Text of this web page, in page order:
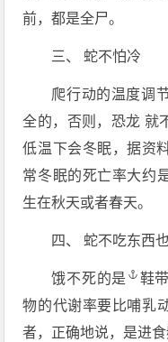
前，都是全尸。
三、 蛇不怕冷
爬行动的温度调
全的，否则，恐龙 就
低温下会冬眠，据资
常冬眠的死亡率大约
生在秋天或者春天。
四、 蛇不吃东西
饿不死的是
鞋
物的代谢率要比哺乳
者，正确地说，是进食